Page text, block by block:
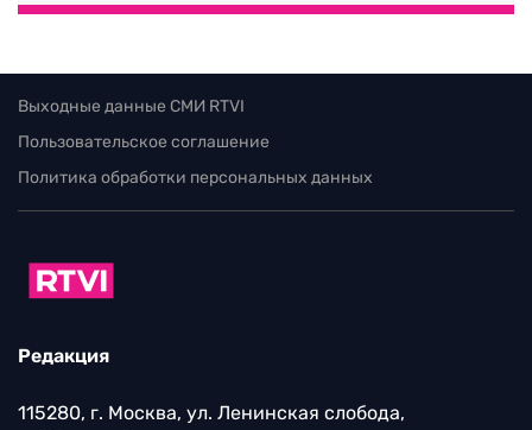
Выходные данные СМИ RTVI
Пользовательское соглашение
Политика обработки персональных данных
Редакция
115280, г. Москва, ул. Ленинская слобода,